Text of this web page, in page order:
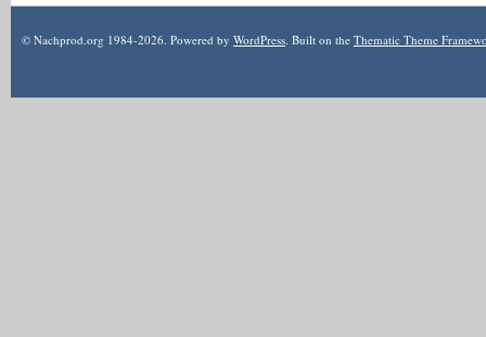
© Nachprod.org 1984-2026. Powered by WordPress. Built on the Thematic Theme